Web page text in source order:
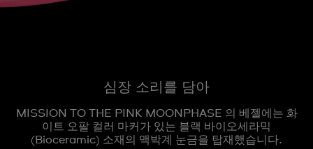
심장 소리를 담아
MISSION TO THE PINK MOONPHASE 의 베젤에는 화
이트 오팔 컬러 마커가 있는 블랙 바이오세라믹
(Bioceramic) 소재의 맥박계 눈금을 탑재했습니다.